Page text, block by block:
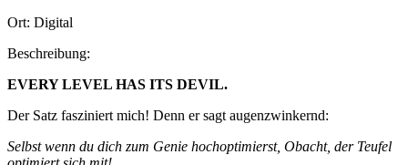
Ort: Digital
Beschreibung:
EVERY LEVEL HAS ITS DEVIL.
Der Satz fasziniert mich! Denn er sagt augenzwinkernd:
Selbst wenn du dich zum Genie hochoptimierst, Obacht, der Teufel